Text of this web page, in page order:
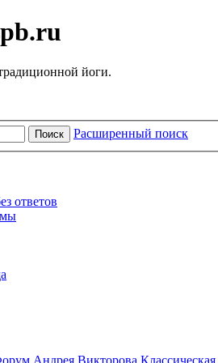
йоги.
Поиск Расширенный поиск
ответов